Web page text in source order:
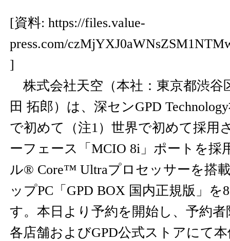
[資料: https://files.value-
press.com/
]
株式会社天空（本社：東京都渋谷
田 拓郎）は、深センGPD
で初めて（注1）世界で初めて採用
ーフェース「MCIO 8i」ポートを採
ル® Core™ Ultraプロセッサーを搭
ップPC「GPD BOX 国内正規版」を
す。本日より予約を開始し、予約
各店舗およびGPD公式ストアにて